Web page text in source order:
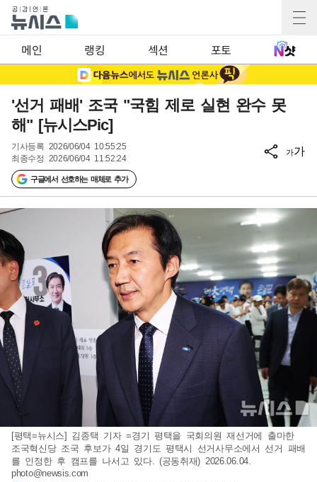
메인 랭킹 섹션 포토
'선거 패배' 조국 "국힘 제로 실현 완수 못
해" [뉴시스Pic]
기사등록 2026/06/04 10:55:25
최종수정 2026/06/04 11:52:24
구글에서 선호하는 매체로 추가
가가
[평택=뉴시스] 김종택 기자 =경기 평택을 국회의원 재선거에 출마한
조국혁신당 조국 후보가 4일 경기도 평택시 선거사무소에서 선거 패배
를 인정한 후 캠프를 나서고 있다. (공동취재) 2026.06.04.
photo@newsis.com